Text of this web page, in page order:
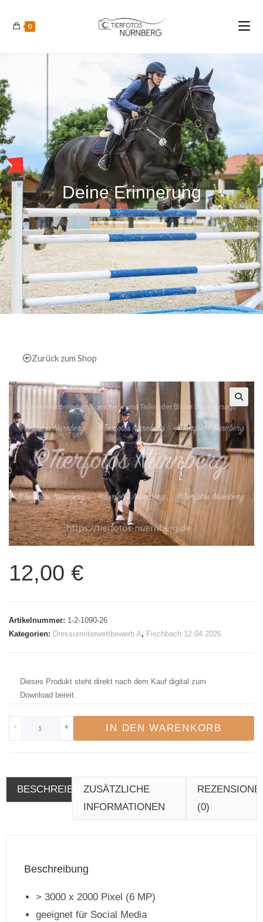
0
Deine Erinnerung
Zurück zum Shop
12,00 €
Artikelnummer: 1-2-1090-26
Kategorien: Dressurreiterwettbewerb A, Fischbach 12.04.2026
Dieses Produkt steht direkt nach dem Kauf digital zum
Download bereit.
- + IN DEN WARENKORB
BESCHREIBUNGZUSÄTZLICHE
INFORMATIONEN
(0)
Beschreibung
> 3000 x 2000 Pixel (6 MP)
geeignet für Social Media